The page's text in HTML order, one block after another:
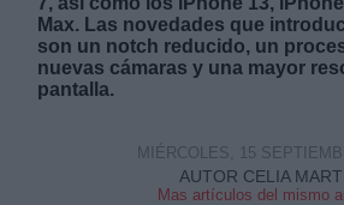
Max. Las novedades que
son un notch reducido, un
nuevas cámaras y una mayor
pantalla.
AUTOR CELIA
Mas artículos del mismo
MIÉRCOLES, 15
Derechos:
link
Información adicional